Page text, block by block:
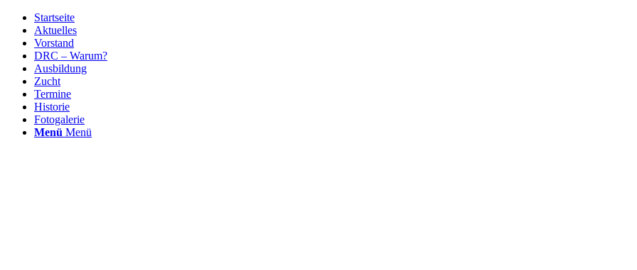
Startseite
Aktuelles
Vorstand
DRC – Warum?
Ausbildung
Zucht
Termine
Historie
Fotogalerie
Menü Menü